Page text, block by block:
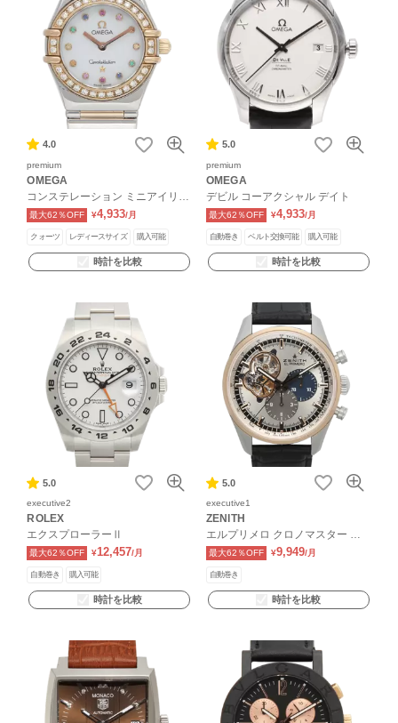
4.0
premium
OMEGA
コンステレーション ミニアイリス
ダイヤベゼル
最大62％OFF ¥4,933/月
クォーツ レディースサイズ 購入可能
時計を比較
5.0
premium
OMEGA
デビル コーアクシャル デイト
最大62％OFF ¥4,933/月
自動巻き ベルト交換可能 購入可能
時計を比較
5.0
executive2
ROLEX
エクスプローラーⅡ
最大62％OFF ¥12,457/月
自動巻き 購入可能
時計を比較
5.0
executive1
ZENITH
エルプリメロ クロノマスター オ
ープン
最大62％OFF ¥9,949/月
自動巻き
時計を比較